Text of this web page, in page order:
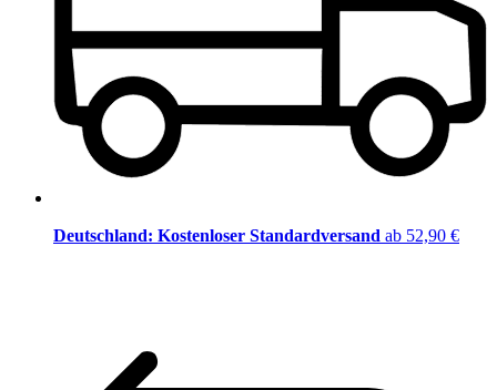
Deutschland: Kostenloser Standardversand ab 52,90 €